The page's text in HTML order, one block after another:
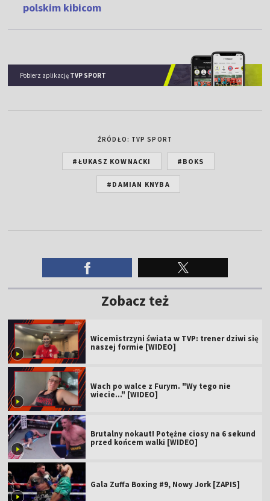
polskim kibicom
Pobierz aplikację TVP SPORT
ŹRÓDŁO: TVP SPORT
#ŁUKASZ KOWNACKI #BOKS
#DAMIAN KNYBA
Zobacz też
Wicemistrzyni świata w TVP: trener dziwi się
naszej formie [WIDEO]
Wach po walce z Furym. "Wy tego nie
wiecie..." [WIDEO]
Brutalny nokaut! Potężne ciosy na 6 sekund
przed końcem walki [WIDEO]
Gala Zuffa Boxing #9, Nowy Jork [ZAPIS]